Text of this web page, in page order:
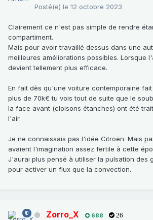
Posté(e) le 12 octobre 2023
Clairement ce n'est pas simple de rendre
compartiment.
Mais pour avoir travaillé dessus dans une
meilleures améliorations possibles. Lorsque
devient tellement plus efficace.
En fait dès qu'une voiture contemporaine
plus de 70k€ tu vois tout de suite que le
la face avant (cloisons étanches) ont été
l'air.
Je ne connaissais pas l'idée Citroën. Mais
avaient l'imagination assez fertile à cette
J'aurai plus pensé à utiliser la pulsation des
pour activer un flux que la convection.
Zorro_X 688 26